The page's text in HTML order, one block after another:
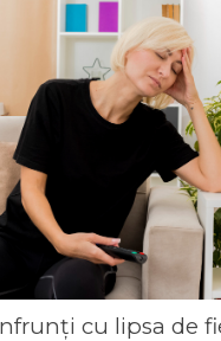
cu lipsa de